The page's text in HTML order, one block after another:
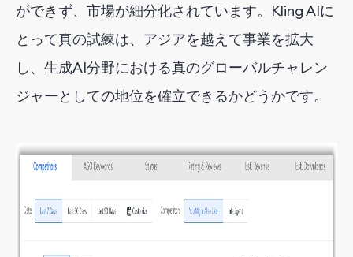
ができず、市場が細分化されています。Kling AIに
とって真の試練は、アジアを越えて事業を拡大
し、生成AI分野における真のグローバルチャレン
ジャーとしての地位を確立できるかどうかです。